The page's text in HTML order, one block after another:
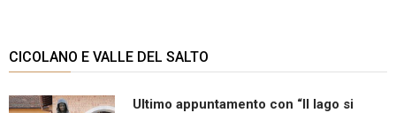
CICOLANO E VALLE DEL SALTO
Ultimo appuntamento con “Il lago si